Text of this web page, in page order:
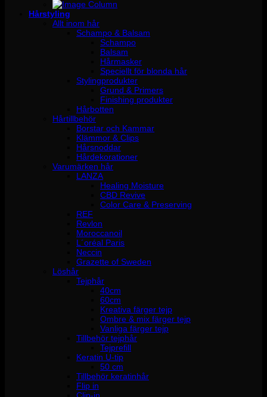
Hårstyling
Allt inom hår
Schampo & Balsam
Schampo
Balsam
Hårmasker
Speciellt för blonda hår
Stylingprodukter
Grund & Primers
Finishing produkter
Hårbotten
Hårtillbehör
Borstar och Kammar
Klämmor & Clips
Hårsnoddar
Hårdekorationer
Varumärken hår
LANZA
Healing Moisture
CBD Revive
Color Care & Preserving
REF
Revlon
Moroccanoil
L´oréal Paris
Neccin
Grazette of Sweden
Löshår
Tejphår
40cm
60cm
Kreativa färger tejp
Ombre & mix färger tejp
Vanliga färger tejp
Tillbehör tejphår
Tejprefill
Keratin U-tip
50 cm
Tillbehör keratinhår
Flip in
Clip-in